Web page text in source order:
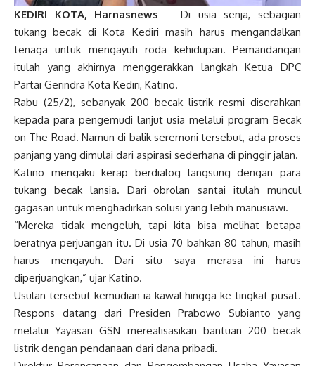
KEDIRI KOTA, Harnasnews – Di usia senja, sebagian
tukang becak di Kota Kediri masih harus mengandalkan
tenaga untuk mengayuh roda kehidupan. Pemandangan
itulah yang akhirnya menggerakkan langkah Ketua DPC
Partai Gerindra Kota Kediri, Katino.
Rabu (25/2), sebanyak 200 becak listrik resmi diserahkan
kepada para pengemudi lanjut usia melalui program Becak
on The Road. Namun di balik seremoni tersebut, ada proses
panjang yang dimulai dari aspirasi sederhana di pinggir jalan.
Katino mengaku kerap berdialog langsung dengan para
tukang becak lansia. Dari obrolan santai itulah muncul
gagasan untuk menghadirkan solusi yang lebih manusiawi.
“Mereka tidak mengeluh, tapi kita bisa melihat betapa
beratnya perjuangan itu. Di usia 70 bahkan 80 tahun, masih
harus mengayuh. Dari situ saya merasa ini harus
diperjuangkan,” ujar Katino.
Usulan tersebut kemudian ia kawal hingga ke tingkat pusat.
Respons datang dari Presiden Prabowo Subianto yang
melalui Yayasan GSN merealisasikan bantuan 200 becak
listrik dengan pendanaan dari dana pribadi.